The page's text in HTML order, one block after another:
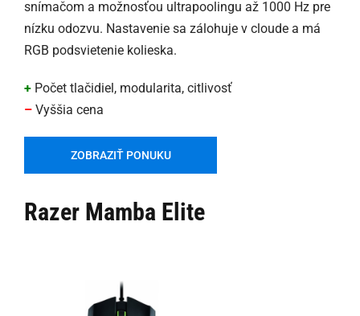
snímačom a možnosťou ultrapoolingu až 1000 Hz pre
nízku odozvu. Nastavenie sa zálohuje v cloude a má
RGB podsvietenie kolieska.
+ Počet tlačidiel, modularita, citlivosť
– Vyššia cena
ZOBRAZIŤ PONUKU
Razer Mamba Elite